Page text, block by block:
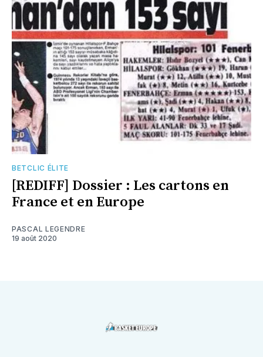
BETCLIC ÉLITE
[REDIFF] Dossier : Les cartons en
France et en Europe
PASCAL LEGENDRE
19 août 2020